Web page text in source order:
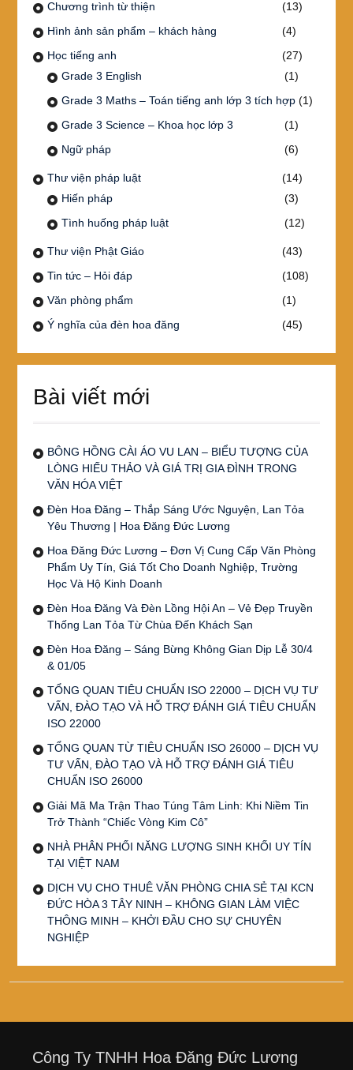
Chương trình từ thiện
(13)
Hình ảnh sản phẩm – khách hàng
(4)
Học tiếng anh
(27)
Grade 3 English
(1)
Grade 3 Maths – Toán tiếng anh lớp 3 tích hợp(1)
Grade 3 Science – Khoa học lớp 3
(1)
Ngữ pháp
(6)
Thư viện pháp luật
(14)
Hiến pháp
(3)
Tình huống pháp luật
(12)
Thư viện Phật Giáo
(43)
Tin tức – Hỏi đáp
(108)
Văn phòng phẩm
(1)
Ý nghĩa của đèn hoa đăng
(45)
Bài viết mới
BÔNG HỒNG CÀI ÁO VU LAN – BIỂU TƯỢNG CỦA
LÒNG HIẾU THẢO VÀ GIÁ TRỊ GIA ĐÌNH TRONG
VĂN HÓA VIỆT
Đèn Hoa Đăng – Thắp Sáng Ước Nguyện, Lan Tỏa
Yêu Thương | Hoa Đăng Đức Lương
Hoa Đăng Đức Lương – Đơn Vị Cung Cấp Văn Phòng
Phẩm Uy Tín, Giá Tốt Cho Doanh Nghiệp, Trường
Học Và Hộ Kinh Doanh
Đèn Hoa Đăng Và Đèn Lồng Hội An – Vẻ Đẹp Truyền
Thống Lan Tỏa Từ Chùa Đến Khách Sạn
Đèn Hoa Đăng – Sáng Bừng Không Gian Dịp Lễ 30/4
& 01/05
TỔNG QUAN TIÊU CHUẨN ISO 22000 – DỊCH VỤ TƯ
VẤN, ĐÀO TẠO VÀ HỖ TRỢ ĐÁNH GIÁ TIÊU CHUẨN
ISO 22000
TỔNG QUAN TỪ TIÊU CHUẨN ISO 26000 – DỊCH VỤ
TƯ VẤN, ĐÀO TẠO VÀ HỖ TRỢ ĐÁNH GIÁ TIÊU
CHUẨN ISO 26000
Giải Mã Ma Trận Thao Túng Tâm Linh: Khi Niềm Tin
Trở Thành “Chiếc Vòng Kim Cô”
NHÀ PHÂN PHỐI NĂNG LƯỢNG SINH KHỐI UY TÍN
TẠI VIỆT NAM
DỊCH VỤ CHO THUÊ VĂN PHÒNG CHIA SẺ TẠI KCN
ĐỨC HÒA 3 TÂY NINH – KHÔNG GIAN LÀM VIỆC
THÔNG MINH – KHỞI ĐẦU CHO SỰ CHUYÊN
NGHIỆP
Công Ty TNHH Hoa Đăng Đức Lương